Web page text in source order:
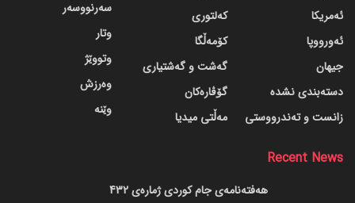
ئەمریکا
ئەورووپا
جیهان
دسته‌بندی نشده
زانست و تەندرووستی
کەلتوری
کۆمەڵگا
گه‌شت و گه‌شتیاری
گۆڤاره‌کان
مەڵتی میدیا
سەرنووسەر
وتار
وتووێژ
وەرزش
وێنە
Recent News
هەفتەنامەی جام کوردی ژمارەی 432